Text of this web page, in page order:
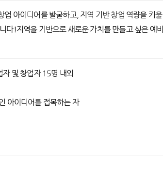
아이디어를 발굴하고, 지역 기반 창업 역량을 키
다!지역을 기반으로 새로운 가치를 만들고 싶은 예
및 창업자 15명 내외
아이디어를 접목하는 자